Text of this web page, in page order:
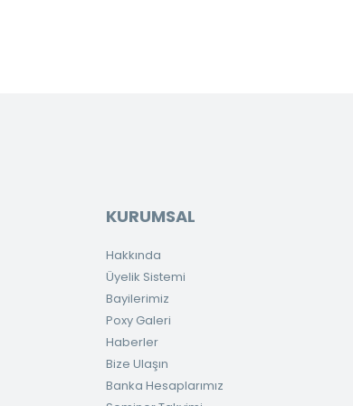
KURUMSAL
Hakkında
Üyelik Sistemi
Bayilerimiz
Poxy Galeri
Haberler
Bize Ulaşın
Banka Hesaplarımız